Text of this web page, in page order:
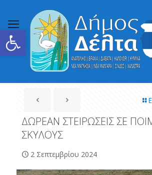
Ανοίξτε τη γραμμή εργαλείων
ΔΩΡΕΑΝ ΣΤΕΙΡΩΣΕΙΣ ΣΕ
ΣΚΥΛΟΥΣ
2 Σεπτεμβρίου 2024